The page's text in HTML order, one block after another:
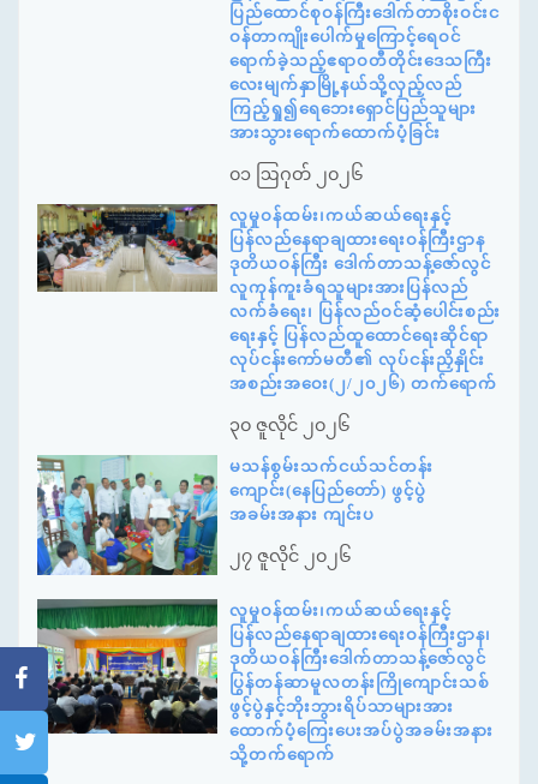
ပြည်ထောင်စုဝန်ကြီးဒေါက်တာစိုးဝင်းင
ဝန်တာကျိုးပေါက်မှုကြောင့်ရေဝင်
ရောက်ခဲ့သည့်ဧရာဝတီတိုင်းဒေသကြီး
လေးမျက်နှာမြို့နယ်သို့လှည့်လည်
ကြည့်ရှု၍ရေဘေးရှောင်ပြည်သူများ
အားသွားရောက်ထောက်ပံ့ခြင်း
၀၁ ဩဂုတ် ၂၀၂၆
လူမှုဝန်ထမ်း၊ကယ်ဆယ်ရေးနှင့်
ပြန်လည်နေရာချထားရေးဝန်ကြီးဌာန
ဒုတိယဝန်ကြီး ဒေါက်တာသန့်ဇော်လွင်
လူကုန်ကူးခံရသူများအားပြန်လည်
လက်ခံရေး၊ ပြန်လည်ဝင်ဆံ့ပေါင်းစည်း
ရေးနှင့် ပြန်လည်ထူထောင်ရေးဆိုင်ရာ
လုပ်ငန်းကော်မတီ၏ လုပ်ငန်းညှိနှိုင်း
အစည်းအဝေး(၂/၂၀၂၆) တက်ရောက်
၃၀ ဇူလိုင် ၂၀၂၆
မသန်စွမ်းသက်ငယ်သင်တန်း
ကျောင်း(နေပြည်တော်) ဖွင့်ပွဲ
အခမ်းအနား ကျင်းပ
၂၇ ဇူလိုင် ၂၀၂၆
လူမှုဝန်ထမ်း၊ကယ်ဆယ်ရေးနှင့်
ပြန်လည်နေရာချထားရေးဝန်ကြီးဌာန၊
ဒုတိယဝန်ကြီးဒေါက်တာသန့်ဇော်လွင်
ပြွန်တန်ဆာမူလတန်းကြိုကျောင်းသစ်
ဖွင့်ပွဲနှင့်ဘိုးဘွားရိပ်သာများအား
ထောက်ပံ့ကြေးပေးအပ်ပွဲအခမ်းအနား
သို့တက်ရောက်